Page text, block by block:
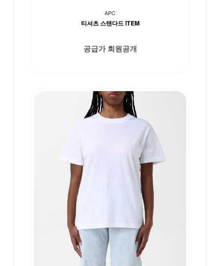
APC
티셔츠 스탠다드 ITEM
공급가 회원공개